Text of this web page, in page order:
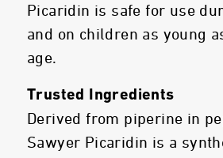
Picaridin is safe for use
and on children as young
age.
Trusted Ingredients
Derived from piperine in
Sawyer Picaridin is a